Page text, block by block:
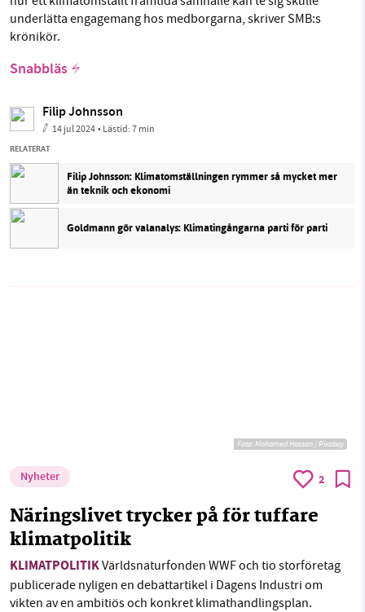
underlätta engagemang hos medborgarna, skriver SMB:s
krönikör.
Snabbläs
Filip Johnsson
14 jul 2024• Lästid:7 min
RELATERAT
Filip Johnsson: Klimatomställningen rymmer så mycket mer
än teknik och ekonomi
Goldmann gör valanalys: Klimatingångarna parti för parti
Foto:Mohamed Hassan / Pixabay
Nyheter 2
Näringslivet trycker på för tuffare
klimatpolitik
KLIMATPOLITIKVärldsnaturfonden WWF och tio storföretag
publicerade nyligen en debattartikel i Dagens Industri om
vikten av en ambitiös och konkret klimathandlingsplan.